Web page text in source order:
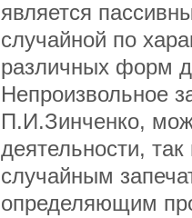
является
случайной по
различных форм
Непроизвольное
П.И.Зинченко,
деятельности,
случайным
определяющим